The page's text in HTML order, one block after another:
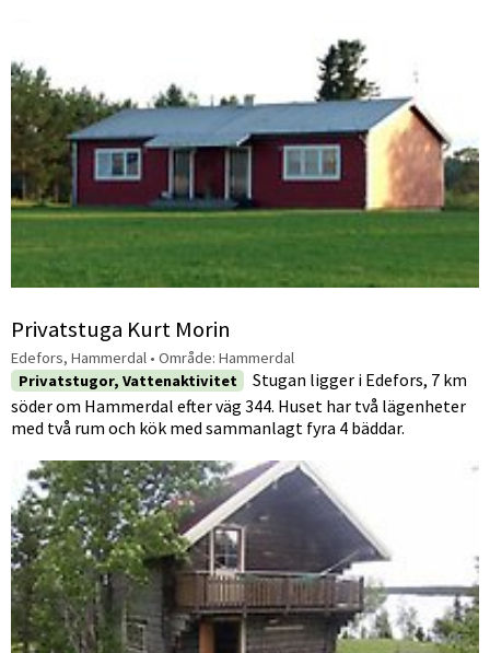
Privatstuga Kurt Morin
Edefors, Hammerdal • Område: Hammerdal
Privatstugor, Vattenaktivitet
Stugan ligger i Edefors, 7 km
söder om Hammerdal efter väg 344. Huset har två lägenheter
med två rum och kök med sammanlagt fyra 4 bäddar.